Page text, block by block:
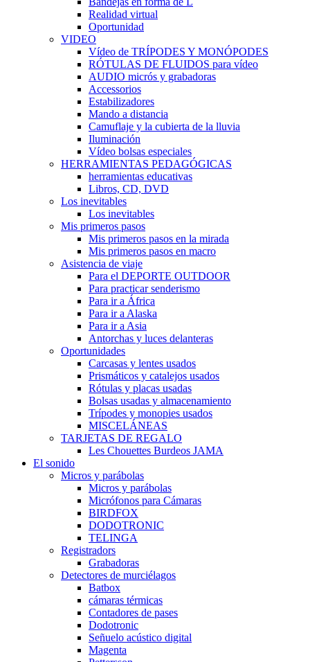
Realidad virtual
Oportunidad
VIDEO
Vídeo de TRÍPODES Y MONÓPODES
RÓTULAS DE FLUIDOS para vídeo
AUDIO micrós y grabadoras
Accessorios
Estabilizadores
Mando a distancia
Camuflaje y la cubierta de la lluvia
Iluminación
Vídeo bolsas especiales
HERRAMIENTAS PEDAGÓGICAS
herramientas educativas
Libros, CD, DVD
Los inevitables
Los inevitables
Mis primeros pasos
Mis primeros pasos en la mirada
Mis primeros pasos en macro
Asistencia de viaje
Para el DEPORTE OUTDOOR
Para practicar senderismo
Para ir a África
Para ir a Alaska
Para ir a Asia
Antorchas y luces delanteras
Oportunidades
Carcasas y lentes usados
Prismáticos y catalejos usados
Rótulas y placas usadas
Bolsas usadas y almacenamiento
Trípodes y monopies usados
MISCELÁNEAS
TARJETAS DE REGALO
Les Chouettes Burdeos JAMA
El sonido
Micros y parábolas
Micros y parábolas
Micrófonos para Cámaras
BIRDFOX
DODOTRONIC
TELINGA
Registradors
Grabadoras
Detectores de murciélagos
Batbox
cámaras térmicas
Contadores de pases
Dodotronic
Señuelo acústico digital
Magenta